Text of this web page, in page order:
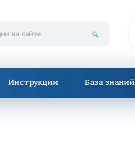
Инструкции База знаний